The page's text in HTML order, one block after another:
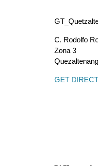
C. Rodolfo
Zona 3
GET